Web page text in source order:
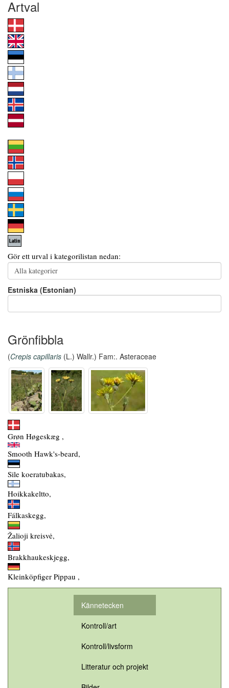
Artval
Gör ett urval i kategorilistan nedan:
Estniska (Estonian)
Grönfibbla
(Crepis capillaris (L.) Wallr.) Fam:. Asteraceae
Grøn Høgeskæg ,
Smooth Hawk's-beard,
Sile koeratubakas,
Hoikkakeltto,
Fálkaskegg,
Žalioji kreisvė,
Brakkhaukeskjegg,
Kleinköpfiger Pippau ,
Kännetecken
Kontroll/art
Kontroll/livsform
Litteratur och projekt